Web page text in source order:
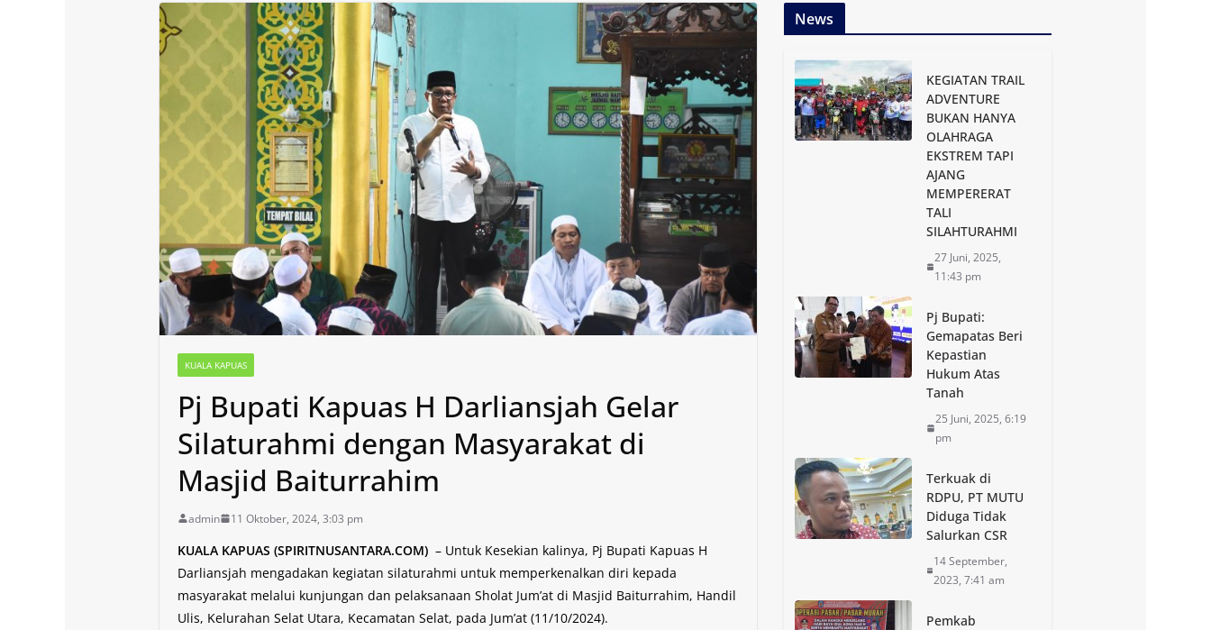
KUALA KAPUAS
Pj Bupati Kapuas H Darliansjah Gelar
Silaturahmi dengan Masyarakat di
Masjid Baiturrahim
admin 11 Oktober, 2024, 3:03 pm
KUALA KAPUAS (SPIRITNUSANTARA.COM) – Untuk Kesekian kalinya, Pj Bupati Kapuas H
Darliansjah mengadakan kegiatan silaturahmi untuk memperkenalkan diri kepada
masyarakat melalui kunjungan dan pelaksanaan Sholat Jum’at di Masjid Baiturrahim, Handil
Ulis, Kelurahan Selat Utara, Kecamatan Selat, pada Jum’at (11/10/2024).
News
KEGIATAN TRAIL
ADVENTURE
BUKAN HANYA
OLAHRAGA
EKSTREM TAPI
AJANG
MEMPERERAT
TALI
SILAHTURAHMI
27 Juni, 2025,
11:43 pm
Pj Bupati:
Gemapatas Beri
Kepastian
Hukum Atas
Tanah
25 Juni, 2025, 6:19
pm
Terkuak di
RDPU, PT MUTU
Diduga Tidak
Salurkan CSR
14 September,
2023, 7:41 am
Pemkab